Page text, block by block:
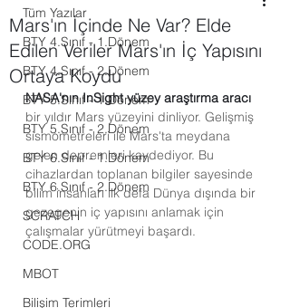
Tüm Yazılar
BTY 4.Sınıf - 1.Dönem
BTY 4.Sınıf - 2.Dönem
BTY 5.Sınıf - 1.Dönem
BTY 5.Sınıf - 2.Dönem
BTY 6.Sınıf - 1.Dönem
BTY 6.Sınıf - 2.Dönem
SCRATCH
CODE.ORG
MBOT
Bilişim Terimleri
Mars'ın İçinde Ne Var? Elde
Edilen Veriler Mars'ın İç Yapısını
Ortaya Koydu
NASA'nın InSight yüzey araştırma aracı
bir yıldır Mars yüzeyini dinliyor. Gelişmiş
sismometreleri ile Mars'ta meydana
gelen depremleri kaydediyor. Bu
cihazlardan toplanan bilgiler sayesinde
bilim insanları ilk defa Dünya dışında bir
gezegenin iç yapısını anlamak için
çalışmalar yürütmeyi başardı.